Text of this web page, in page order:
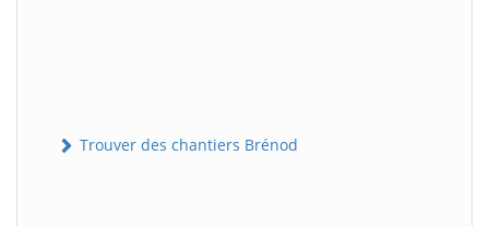
Trouver des chantiers Brénod